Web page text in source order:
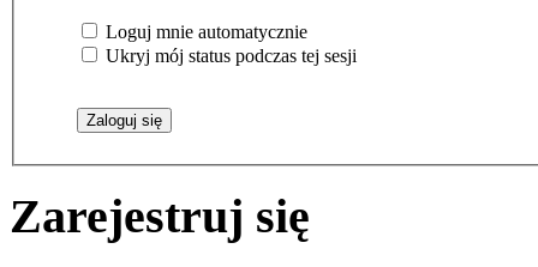
Loguj mnie automatycznie
Ukryj mój status podczas tej sesji
Zarejestruj się